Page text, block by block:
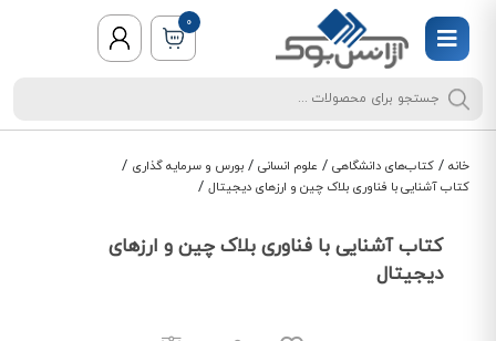
0
خانه / کتاب‌های دانشگاهی / علوم انسانی / بورس و سرمایه گذاری /
کتاب آشنایی با فناوری بلاک چین و ارزهای دیجیتال /
کتاب آشنایی با فناوری بلاک چین و ارزهای
دیجیتال